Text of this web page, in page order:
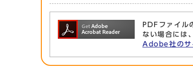
PDFファイル
ない場合には、
Adobe社のサ